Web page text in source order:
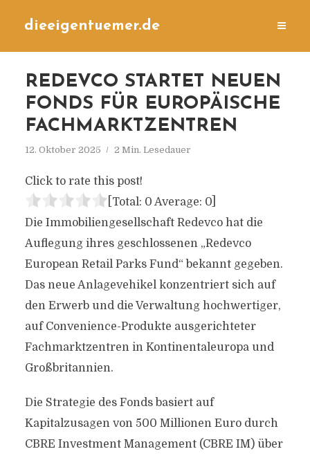
dieeigentuemer.de
REDEVCO STARTET NEUEN
FONDS FÜR EUROPÄISCHE
FACHMARKTZENTREN
12. Oktober 2025 2 Min. Lesedauer
Click to rate this post!
[Total: 0 Average: 0]
Die Immobiliengesellschaft Redevco hat die
Auflegung ihres geschlossenen „Redevco
European Retail Parks Fund“ bekannt gegeben.
Das neue Anlagevehikel konzentriert sich auf
den Erwerb und die Verwaltung hochwertiger,
auf Convenience-Produkte ausgerichteter
Fachmarktzentren in Kontinentaleuropa und
Großbritannien.
Die Strategie des Fonds basiert auf
Kapitalzusagen von 500 Millionen Euro durch
CBRE Investment Management (CBRE IM) über